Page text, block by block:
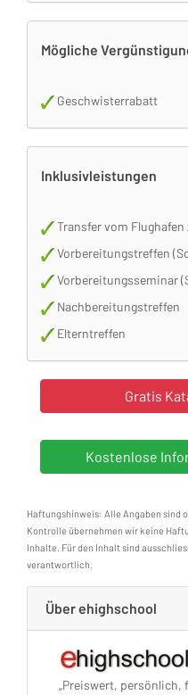
Mögliche
Geschwisterrabatt
Inklusivleistungen
Transfer vom
Vorbereitungstreffen
Vorbereitungsseminar
Nachbereitungstreffen
Elterntreffen
Haftungshinweis: Alle Angaben sind
Kontrolle übernehmen wir keine
Inhalte. Für den Inhalt sind
verantwortlich.
Über ehighschool
„Preiswert, persönlich,